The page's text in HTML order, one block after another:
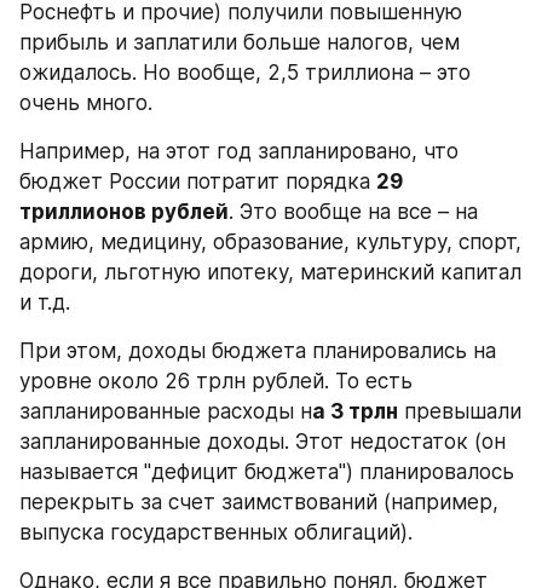
Роснефть и прочие) получили повышенную
прибыль и заплатили больше налогов, чем
ожидалось. Но вообще, 2,5 триллиона – это
очень много.
Например, на этот год запланировано, что
бюджет России потратит порядка 29
триллионов рублей. Это вообще на все – на
армию, медицину, образование, культуру, спорт,
дороги, льготную ипотеку, материнский капитал
и т.д.
При этом, доходы бюджета планировались на
уровне около 26 трлн рублей. То есть
запланированные расходы на 3 трлн превышали
запланированные доходы. Этот недостаток (он
называется "дефицит бюджета") планировалось
перекрыть за счет заимствований (например,
выпуска государственных облигаций).
Однако, если я все правильно понял, бюджет